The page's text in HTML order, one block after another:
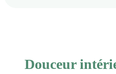
Douceur